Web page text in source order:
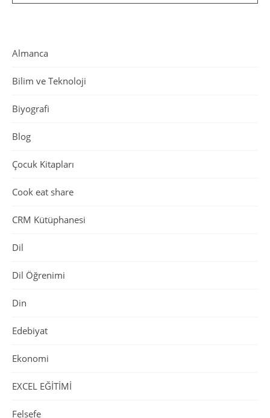
Almanca
Bilim ve Teknoloji
Biyografi
Blog
Çocuk Kitapları
Cook eat share
CRM Kütüphanesi
Dil
Dil Öğrenimi
Din
Edebiyat
Ekonomi
EXCEL EĞİTİMİ
Felsefe